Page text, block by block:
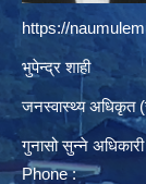
https://
भुपेन्द्र शाही
जनस्वास्थ्य अधिकृत
गुनासो सुन्ने अधिकारी
Phone :